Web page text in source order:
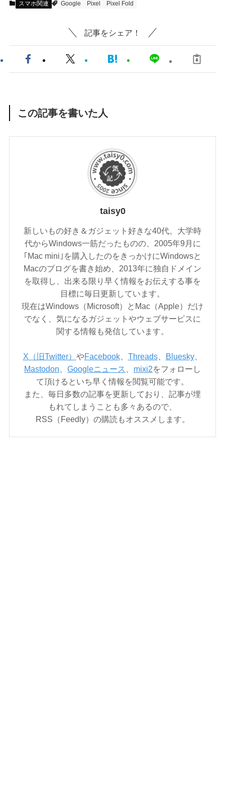
スマホ関連 Google Pixel Pixel Fold
記事をシェア！
この記事を書いた人
taisy0
新しいもの好き＆ガジェット好きな40代。大学時
代からWindows一筋だったものの、2005年9月に
｢Mac mini｣を購入したのをきっかけにWindowsと
Macのブログを書き始め、2013年に独自ドメイン
を取得し、出来る限り早く情報をお伝えする事を
目標に毎日更新しています。
現在はWindows（Microsoft）とMac（Apple）だけ
でなく、気になるガジェットやウェブサービスに
関する情報も発信しています。
X（旧Twitter） やFacebook、 Threads、 Bluesky、
Mastodon
Googleニュース mixi2をフォローし
て頂けるといち早く情報を閲覧可能です。
また、毎日多数の記事を更新しており、記事が埋
もれてしまうことも多々あるので、
RSS（Feedly）の購読もオススメします。